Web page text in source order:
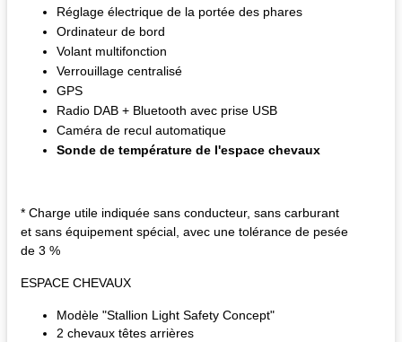
Réglage électrique de la portée des phares
Ordinateur de bord
Volant multifonction
Verrouillage centralisé
GPS
Radio DAB + Bluetooth avec prise USB
Caméra de recul automatique
Sonde de température de l'espace chevaux
* Charge utile indiquée sans conducteur, sans carburant
et sans équipement spécial, avec une tolérance de pesée
de 3 %
ESPACE CHEVAUX
Modèle "Stallion Light Safety Concept"
2 chevaux têtes arrières